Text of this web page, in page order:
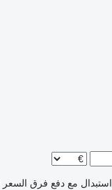
استبدال مع دفع فرق السعر